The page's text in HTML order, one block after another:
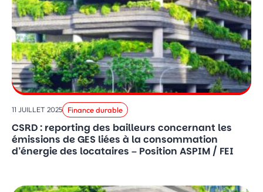
11 JUILLET 2025 Finance durable
CSRD : reporting des bailleurs concernant les
émissions de GES liées à la consommation
d’énergie des locataires – Position ASPIM / FEI